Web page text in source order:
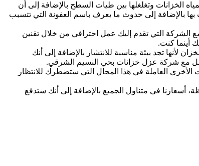
الخزانات وتغلغلها بين طيات السطح بالإضافة إلى أن
بالإضافة إلى حدوث ما يعرف باسم العفونة التي تتسبب
الشركة التي تقدم إليك عمل احترافي من خلال تقنين
أينما كنت.
لأنها تجد بيئة مناسبة للانتشار بالإضافة إلى أنك
مع شركة عزل خزانات بحي النسيم الشرقي.
العاملة في هذا المجال التي ستضطرك للانتظار
أسعارنا في متناول الجميع بالإضافة إلى أنك ستدفع